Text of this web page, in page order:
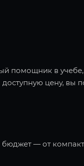
помощник в учебе,
цену, вы
— от